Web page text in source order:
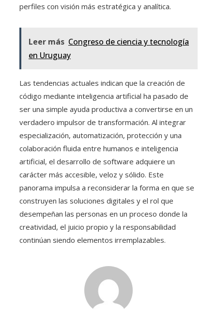
perfiles con visión más estratégica y analítica.
Leer más Congreso de ciencia y tecnología
en Uruguay
Las tendencias actuales indican que la creación de
código mediante inteligencia artificial ha pasado de
ser una simple ayuda productiva a convertirse en un
verdadero impulsor de transformación. Al integrar
especialización, automatización, protección y una
colaboración fluida entre humanos e inteligencia
artificial, el desarrollo de software adquiere un
carácter más accesible, veloz y sólido. Este
panorama impulsa a reconsiderar la forma en que se
construyen las soluciones digitales y el rol que
desempeñan las personas en un proceso donde la
creatividad, el juicio propio y la responsabilidad
continúan siendo elementos irremplazables.